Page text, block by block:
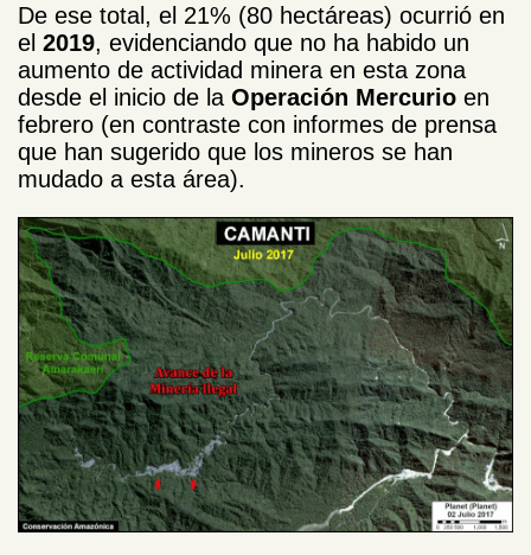
De ese total, el 21% (80 hectáreas) ocurrió en
el 2019, evidenciando que no ha habido un
aumento de actividad minera en esta zona
desde el inicio de la Operación Mercurio en
febrero (en contraste con informes de prensa
que han sugerido que los mineros se han
mudado a esta área).